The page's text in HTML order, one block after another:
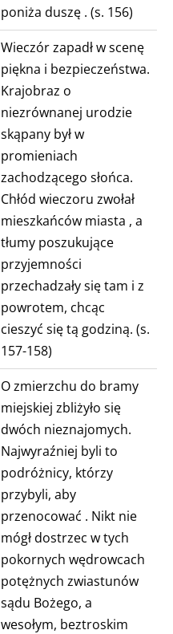
poniża duszę. (s. 156)
Wieczór zapadł w scenę
piękna i bezpieczeństwa.
Krajobraz o
niezrównanej urodzie
skąpany był w
promieniach
zachodzącego słońca.
Chłód wieczoru zwołał
mieszkańców miasta , a
tłumy poszukujące
przyjemności
przechadzały się tam i z
powrotem, chcąc
cieszyć się tą godziną. (s.
157-158)
O zmierzchu do bramy
miejskiej zbliżyło się
dwóch nieznajomych.
Najwyraźniej byli to
podróżnicy, którzy
przybyli, aby
przenocować . Nikt nie
mógł dostrzec w tych
pokornych wędrowcach
potężnych zwiastunów
sądu Bożego, a
wesołym, beztroskim